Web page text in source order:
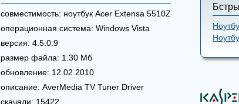
совместимость: ноутбук Acer Extensa 5510Z
операционная система: Windows Vista
версия: 4.5.0.9
размер файла: 1.30 Мб
обновление: 12.02.2010
описание: AverMedia TV Tuner Driver
скачали: 15422